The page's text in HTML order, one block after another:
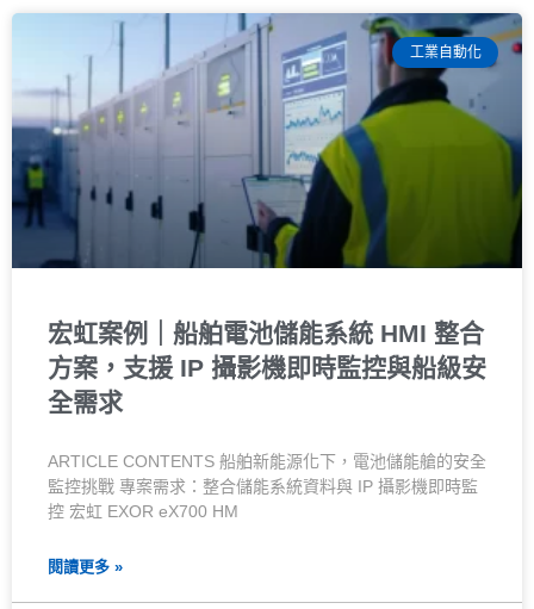
工業自動化
宏虹案例｜船舶電池儲能系統 HMI 整合
方案，支援 IP 攝影機即時監控與船級安
全需求
ARTICLE CONTENTS 船舶新能源化下，電池儲能艙的安全
監控挑戰 專案需求：整合儲能系統資料與 IP 攝影機即時監
控 宏虹 EXOR eX700 HM
閱讀更多 »